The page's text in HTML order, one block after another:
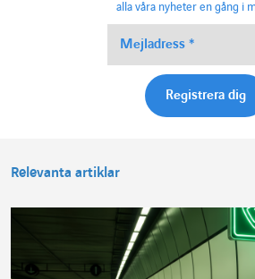
alla våra nyheter en gång i
Relevanta artiklar